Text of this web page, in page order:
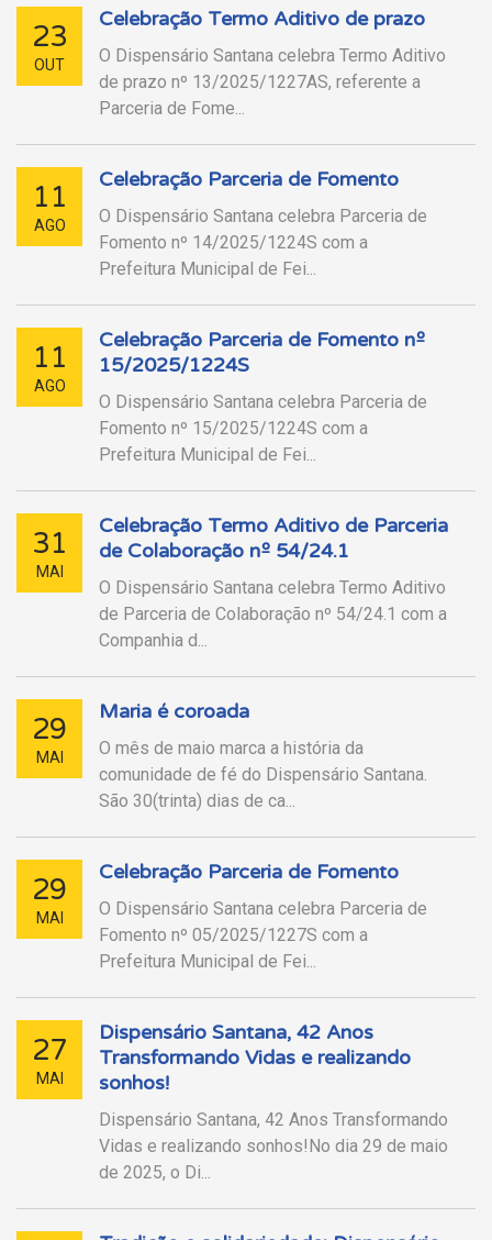
23
OUT
Celebração Termo Aditivo de prazo
O Dispensário Santana celebra Termo Aditivo
de prazo nº 13/2025/1227AS, referente a
Parceria de Fome...
11
AGO
Celebração Parceria de Fomento
O Dispensário Santana celebra Parceria de
Fomento nº 14/2025/1224S com a
Prefeitura Municipal de Fei...
11
AGO
Celebração Parceria de Fomento nº
15/2025/1224S
O Dispensário Santana celebra Parceria de
Fomento nº 15/2025/1224S com a
Prefeitura Municipal de Fei...
31
MAI
Celebração Termo Aditivo de Parceria
de Colaboração nº 54/24.1
O Dispensário Santana celebra Termo Aditivo
de Parceria de Colaboração nº 54/24.1 com a
Companhia d...
29
MAI
Maria é coroada
O mês de maio marca a história da
comunidade de fé do Dispensário Santana.
São 30(trinta) dias de ca...
29
MAI
Celebração Parceria de Fomento
O Dispensário Santana celebra Parceria de
Fomento nº 05/2025/1227S com a
Prefeitura Municipal de Fei...
27
MAI
Dispensário Santana, 42 Anos
Transformando Vidas e realizando
sonhos!
Dispensário Santana, 42 Anos Transformando
Vidas e realizando sonhos!No dia 29 de maio
de 2025, o Di...